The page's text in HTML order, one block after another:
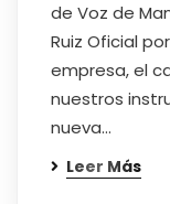
de Voz de
Ruiz Oficial
empresa, el
nuestros
nueva…
Leer Más